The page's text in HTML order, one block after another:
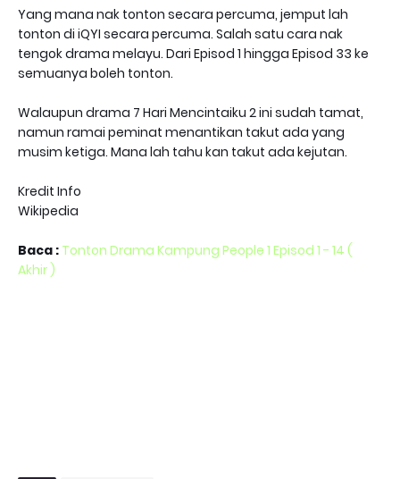
Yang mana nak tonton secara percuma, jemput lah
tonton di iQYI secara percuma. Salah satu cara nak
tengok drama melayu. Dari Episod 1 hingga Episod 33 ke
semuanya boleh tonton.
Walaupun drama 7 Hari Mencintaiku 2 ini sudah tamat,
namun ramai peminat menantikan takut ada yang
musim ketiga. Mana lah tahu kan takut ada kejutan.
Kredit Info
Wikipedia
Baca : Tonton Drama Kampung People 1 Episod 1 - 14 (
Akhir )